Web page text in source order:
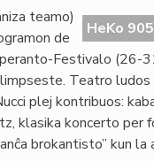
HeKo
teamo)
de
Festivalo (26-
Teatro ludos
plej kontribuos:
klasika koncerto per
brokantisto” kun la